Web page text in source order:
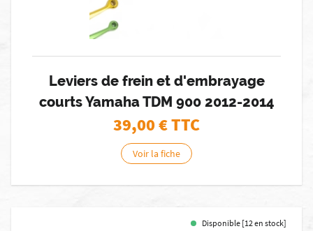
Leviers de frein et d'embrayage
courts Yamaha TDM 900 2012-2014
39,00€ TTC
Voir la fiche
Disponible [12 en stock]